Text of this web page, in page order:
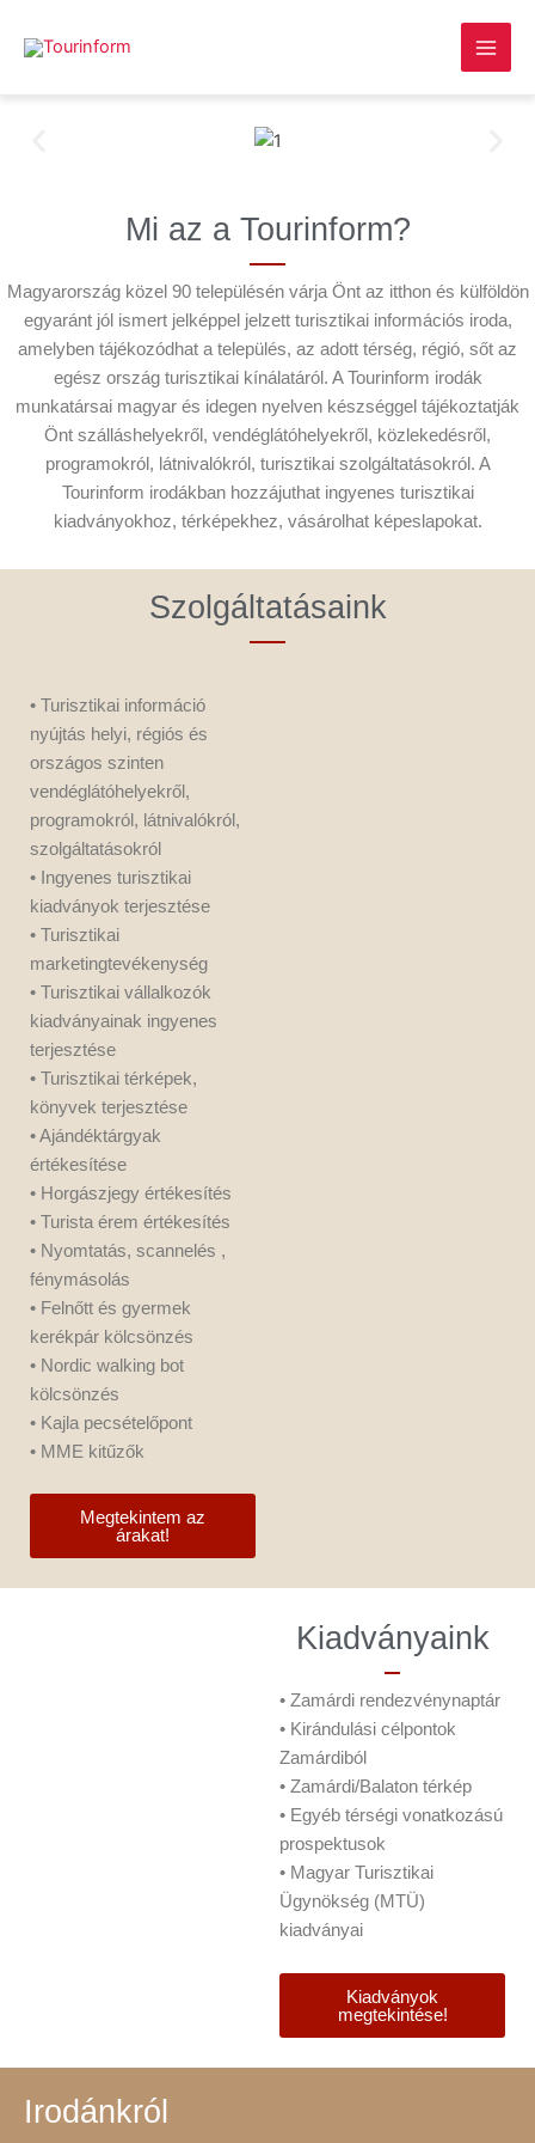
Main
Mi az a Tourinform?
Magyarország közel 90 településén várja Önt az itthon és külföldön
egyaránt jól ismert jelképpel jelzett turisztikai információs iroda,
amelyben tájékozódhat a település, az adott térség, régió, sőt az
egész ország turisztikai kínálatáról. A Tourinform irodák
munkatársai magyar és idegen nyelven készséggel tájékoztatják
Önt szálláshelyekről, vendéglátóhelyekről, közlekedésről,
programokról, látnivalókról, turisztikai szolgáltatásokról. A
Tourinform irodákban hozzájuthat ingyenes turisztikai
kiadványokhoz, térképekhez, vásárolhat képeslapokat.
Szolgáltatásaink
• Turisztikai információ
nyújtás helyi, régiós és
országos szinten
vendéglátóhelyekről,
programokról, látnivalókról,
szolgáltatásokról
• Ingyenes turisztikai
kiadványok terjesztése
• Turisztikai
marketingtevékenység
• Turisztikai vállalkozók
kiadványainak ingyenes
terjesztése
• Turisztikai térképek,
könyvek terjesztése
• Ajándéktárgyak
értékesítése
• Horgászjegy értékesítés
• Turista érem értékesítés
• Nyomtatás, scannelés ,
fénymásolás
• Felnőtt és gyermek
kerékpár kölcsönzés
• Nordic walking bot
kölcsönzés
• Kajla pecsételőpont
• MME kitűzők
Megtekintem az
árakat!
Kiadványaink
• Zamárdi rendezvénynaptár
• Kirándulási célpontok
Zamárdiból
• Zamárdi/Balaton térkép
• Egyéb térségi vonatkozású
prospektusok
• Magyar Turisztikai
Ügynökség (MTÜ)
kiadványai
Kiadványok
megtekintése!
Irodánkról